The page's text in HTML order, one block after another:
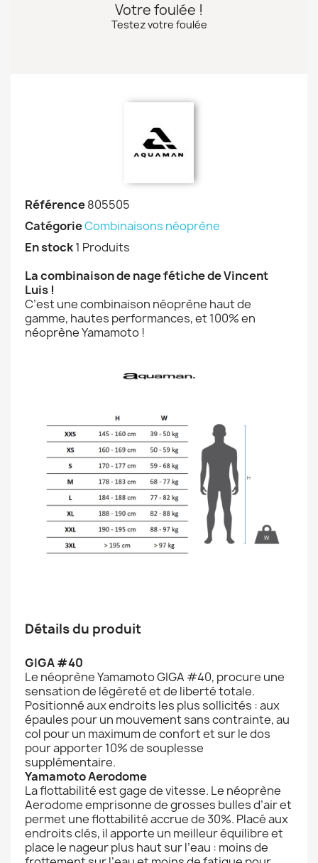
Votre foulée !
Testez votre foulée
Référence805505
CatégorieCombinaisons néoprène
En stock1 Produits
La combinaison de nage fétiche de Vincent
Luis !
C’est une combinaison néoprène haut de
gamme, hautes performances, et 100% en
néoprène Yamamoto !
Détails du produit
GIGA #40
Le néoprène Yamamoto GIGA #40, procure une
sensation de légèreté et de liberté totale.
Positionné aux endroits les plus sollicités : aux
épaules pour un mouvement sans contrainte, au
col pour un maximum de confort et sur le dos
pour apporter 10% de souplesse
supplémentaire.
Yamamoto Aerodome
La flottabilité est gage de vitesse. Le néoprène
Aerodome emprisonne de grosses bulles d’air et
permet une flottabilité accrue de 30%. Placé aux
endroits clés, il apporte un meilleur équilibre et
place le nageur plus haut sur l’eau : moins de